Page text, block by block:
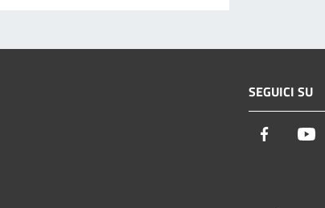
SEGUICI SU
Facebook